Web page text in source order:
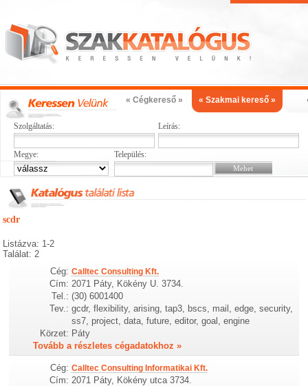
« Cégkereső » « Szakmai kereső »
Szolgáltatás: Leírás:
Megye: Település:
scdr
Listázva: 1-2
Találat: 2
Cég: Calltec Consulting Kft.
Cím: 2071 Páty, Kökény U. 3734.
Tel.: (30) 6001400
Tev.: gcdr, flexibility, arising, tap3, bscs, mail, edge, security,
ss7, project, data, future, editor, goal, engine
Körzet: Páty
Tovább a részletes cégadatokhoz »
Cég: Calltec Consulting Informatikai Kft.
Cím: 2071 Páty, Kökény utca 3734.